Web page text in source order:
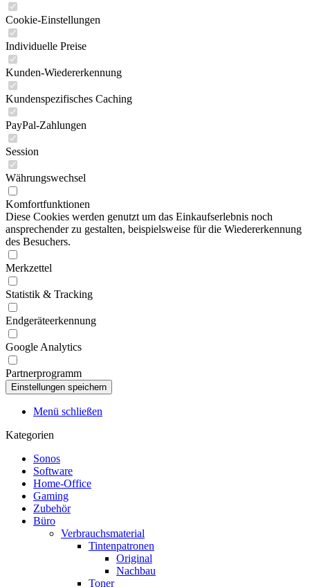
Cookie-Einstellungen
Individuelle Preise
Kunden-Wiedererkennung
Kundenspezifisches Caching
PayPal-Zahlungen
Session
Währungswechsel
Komfortfunktionen
Diese Cookies werden genutzt um das Einkaufserlebnis noch
ansprechender zu gestalten, beispielsweise für die Wiedererkennung
des Besuchers.
Merkzettel
Statistik & Tracking
Endgeräteerkennung
Google Analytics
Partnerprogramm
Menü schließen
Kategorien
Sonos
Software
Home-Office
Gaming
Zubehör
Büro
Verbrauchsmaterial
Tintenpatronen
Original
Nachbau
Toner